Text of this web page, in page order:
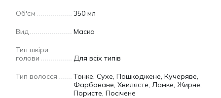
Об'єм 350 мл
Вид Маска
Тип шкіри
голови
Для всіх типів
Тип волосся
Тонке, Сухе, Пошкоджене, Кучеряве,
Фарбоване, Хвилясте, Ламке, Жирне,
Пористе, Посічене